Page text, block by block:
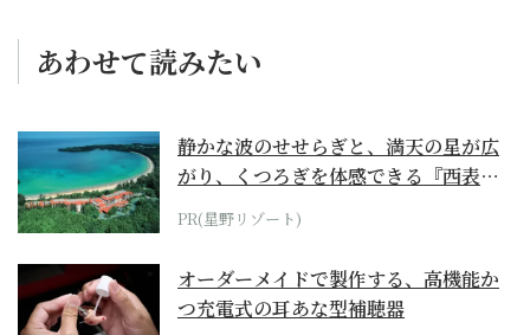
あわせて読みたい
静かな波のせせらぎと、満天の星が広
がり、くつろぎを体感できる『西表島
ホテル by...
PR(星野リゾート)
オーダーメイドで製作する、高機能か
つ充電式の耳あな型補聴器